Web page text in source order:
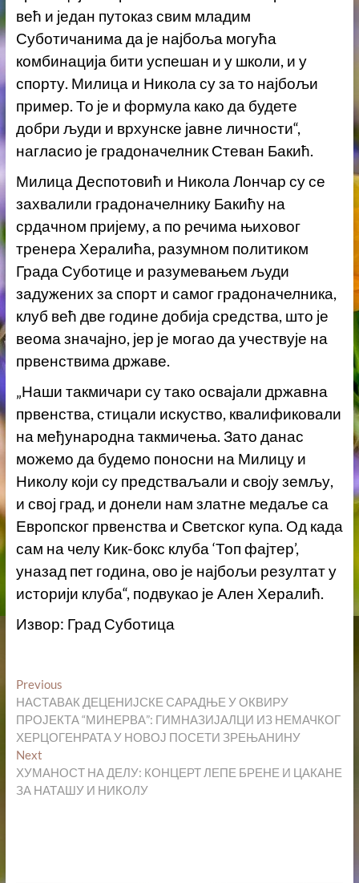
већ и један путоказ свим младим
Суботичанима да је најбоља могућа
комбинација бити успешан и у школи, и у
спорту. Милица и Никола су за то најбољи
пример. То је и формула како да будете
добри људи и врхунске јавне личности“,
нагласио је градоначелник Стеван Бакић.
Милица Деспотовић и Никола Лончар су се
захвалили градоначелнику Бакићу на
срдачном пријему, а по речима њиховог
тренера Хералића, разумном политиком
Града Суботице и разумевањем људи
задужених за спорт и самог градоначелника,
клуб већ две године добија средства, што је
веома значајно, јер је могао да учествује на
првенствима државе.
„Наши такмичари су тако освајали државна
првенства, стицали искуство, квалификовали
на међународна такмичења. Зато данас
можемо да будемо поносни на Милицу и
Николу који су предстваљали и своју земљу,
и свој град, и донели нам златне медаље са
Европског првенства и Светског купа. Од када
сам на челу Кик-бокс клуба ‘Топ фајтер’,
уназад пет година, ово је најбољи резултат у
историји клуба“, подвукао је Ален Хералић.
Извор: Град Суботица
Кретање
чланка
PreviousPrevious
post:
НАСТАВАК ДЕЦЕНИЈСКЕ САРАДЊЕ У ОКВИРУ
ПРОЈЕКТА “МИНЕРВА”: ГИМНАЗИЈАЛЦИ ИЗ НЕМАЧКОГ
ХЕРЦОГЕНРАТА У НОВОЈ ПОСЕТИ ЗРЕЊАНИНУ
NextNext
post:
ХУМАНОСТ НА ДЕЛУ: КОНЦЕРТ ЛЕПЕ БРЕНЕ И ЦАКАНЕ
ЗА НАТАШУ И НИКОЛУ